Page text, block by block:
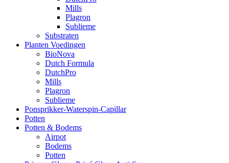
Mills
Plagron
Sublieme
Substraten
Planten Voedingen
BioNova
Dutch Formula
DutchPro
Mills
Plagron
Sublieme
Ponsprikker-Waterspin-Capillar
Potten
Potten & Bodems
Airpot
Bodems
Potten